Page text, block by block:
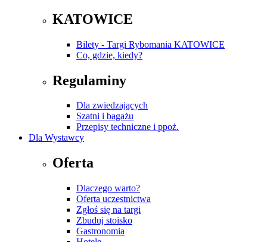
KATOWICE
Bilety - Targi Rybomania KATOWICE
Co, gdzie, kiedy?
Regulaminy
Dla zwiedzających
Szatni i bagażu
Przepisy techniczne i ppoż.
Dla Wystawcy
Oferta
Dlaczego warto?
Oferta uczestnictwa
Zgłoś się na targi
Zbuduj stoisko
Gastronomia